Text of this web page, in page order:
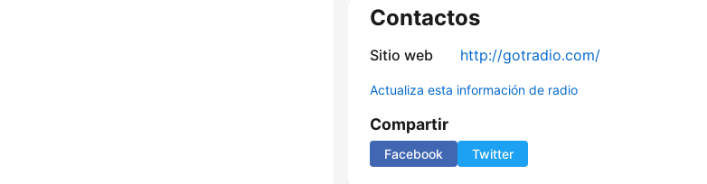
Contactos
Sitio web http://gotradio.com/
Actualiza esta información de radio
Compartir
Facebook Twitter